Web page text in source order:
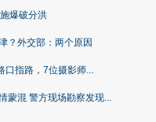
爆破分洪
？外交部：两个原因
口指路，7位摄影师...
蒙混 警方现场勘察发现...